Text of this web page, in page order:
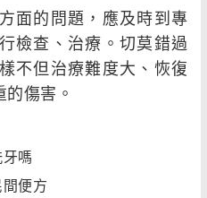
面的問題，應及時到專
檢查、治療。切莫錯過
不但治療難度大、恢復
傷害。
嗎
便方